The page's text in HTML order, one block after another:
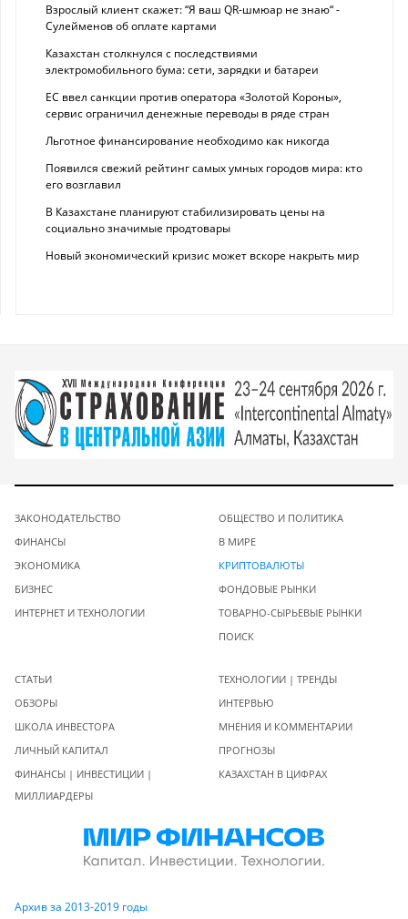
Взрослый клиент скажет: “Я ваш QR-шмюар не знаю“ -
Сулейменов об оплате картами
Казахстан столкнулся с последствиями
электромобильного бума: сети, зарядки и батареи
ЕС ввел санкции против оператора «Золотой Короны»,
сервис ограничил денежные переводы в ряде стран
Льготное финансирование необходимо как никогда
Появился свежий рейтинг самых умных городов мира: кто
его возглавил
В Казахстане планируют стабилизировать цены на
социально значимые продтовары
Новый экономический кризис может вскоре накрыть мир
ЗАКОНОДАТЕЛЬСТВО
ФИНАНСЫ
ЭКОНОМИКА
БИЗНЕС
ИНТЕРНЕТ И ТЕХНОЛОГИИ
ОБЩЕСТВО И ПОЛИТИКА
В МИРЕ
КРИПТОВАЛЮТЫ
ФОНДОВЫЕ РЫНКИ
ТОВАРНО-СЫРЬЕВЫЕ РЫНКИ
ПОИСК
СТАТЬИ
ОБЗОРЫ
ШКОЛА ИНВЕСТОРА
ЛИЧНЫЙ КАПИТАЛ
ФИНАНСЫ | ИНВЕСТИЦИИ |
МИЛЛИАРДЕРЫ
ТЕХНОЛОГИИ | ТРЕНДЫ
ИНТЕРВЬЮ
МНЕНИЯ И КОММЕНТАРИИ
ПРОГНОЗЫ
КАЗАХСТАН В ЦИФРАХ
Архив за 2013-2019 годы